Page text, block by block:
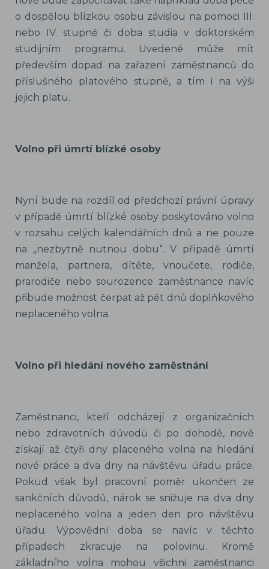
o dospělou blízkou osobu závislou na pomoci III.
nebo IV. stupně či doba studia v doktorském
studijním programu. Uvedené může mít
především dopad na zařazení zaměstnanců do
příslušného platového stupně, a tím i na výši
jejich platu.
Volno při úmrtí blízké osoby
Nyní bude na rozdíl od předchozí právní úpravy
v případě úmrtí blízké osoby poskytováno volno
v rozsahu celých kalendářních dnů a ne pouze
na „nezbytně nutnou dobu“. V případě úmrtí
manžela, partnera, dítěte, vnoučete, rodiče,
prarodiče nebo sourozence zaměstnance navíc
přibude možnost čerpat až pět dnů doplňkového
neplaceného volna.
Volno při hledání nového zaměstnání
Zaměstnanci, kteří odcházejí z organizačních
nebo zdravotních důvodů či po dohodě, nově
získají až čtyři dny placeného volna na hledání
nové práce a dva dny na návštěvu úřadu práce.
Pokud však byl pracovní poměr ukončen ze
sankčních důvodů, nárok se snižuje na dva dny
neplaceného volna a jeden den pro návštěvu
úřadu. Výpovědní doba se navíc v těchto
případech zkracuje na polovinu. Kromě
základního volna mohou všichni zaměstnanci